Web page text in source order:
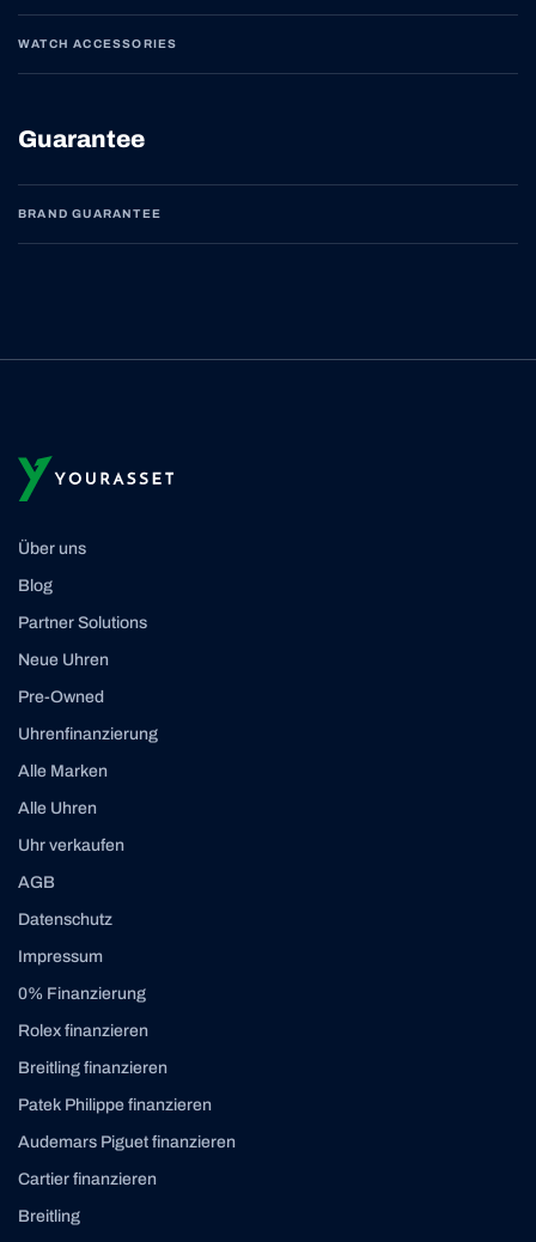
WATCH ACCESSORIES
Guarantee
BRAND GUARANTEE
Über uns
Blog
Partner Solutions
Neue Uhren
Pre-Owned
Uhrenfinanzierung
Alle Marken
Alle Uhren
Uhr verkaufen
AGB
Datenschutz
Impressum
0% Finanzierung
Rolex finanzieren
Breitling finanzieren
Patek Philippe finanzieren
Audemars Piguet finanzieren
Cartier finanzieren
Breitling